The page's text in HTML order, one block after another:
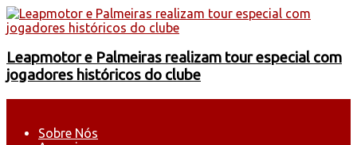
Leapmotor e Palmeiras realizam tour especial com
jogadores históricos do clube
Sobre Nós